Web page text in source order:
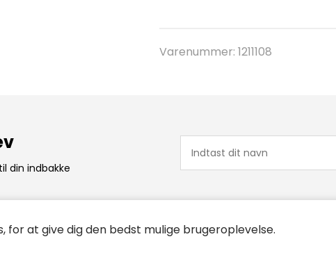
for at give dig den bedst mulige brugeroplevelse.
Varenummer: 1211108
din indbakke